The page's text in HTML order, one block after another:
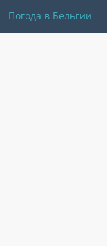
Погода в Бельгии